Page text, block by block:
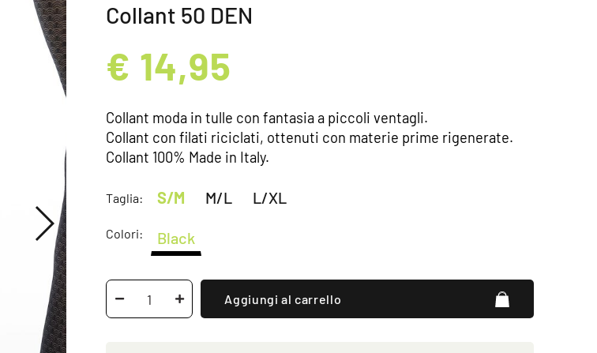
Collant 50 DEN
€ 14,95
Collant moda in tulle con fantasia a piccoli ventagli.
Collant con filati riciclati, ottenuti con materie prime rigenerate.
Collant 100% Made in Italy.
Taglia: S/M M/L L/XL
Colori: Black
Aggiungi al carrello